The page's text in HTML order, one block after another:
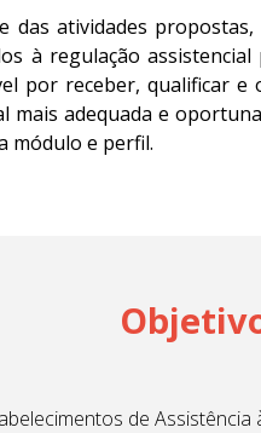
das atividades propostas,
à regulação
por receber, qualificar
adequada e
módulo e perfil.
de